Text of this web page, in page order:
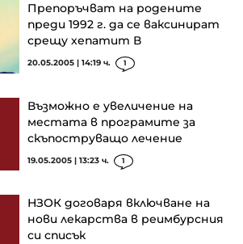
Препоръчват на родените
преди 1992 г. да се ваксинират
срещу хепатит В
20.05.2005 | 14:19 ч. 1
Възможно е увеличение на
местата в програмите за
скъпоструващо лечение
19.05.2005 | 13:23 ч. 1
НЗОК договаря включване на
нови лекарства в реимбурсния
си списък